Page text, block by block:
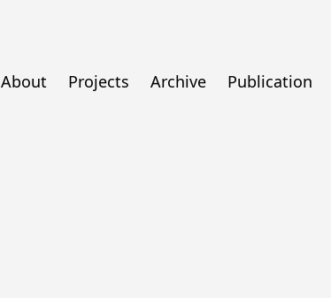
About Projects Archive Publication